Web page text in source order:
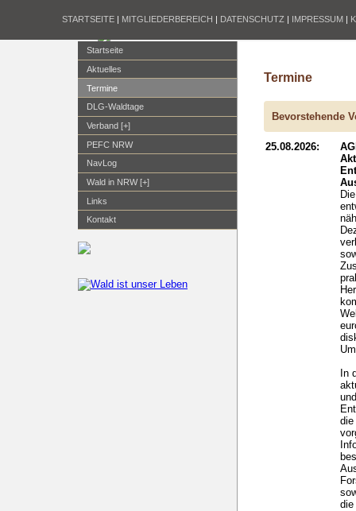
STARTSEITE | MITGLIEDERBEREICH | DATENSCHUTZ | IMPRESSUM |
Startseite
Aktuelles
Termine
DLG-Waldtage
Verband [+]
PEFC NRW
NavLog
Wald in NRW [+]
Links
Kontakt
Termine
Bevorstehende
25.08.2026:
In
die